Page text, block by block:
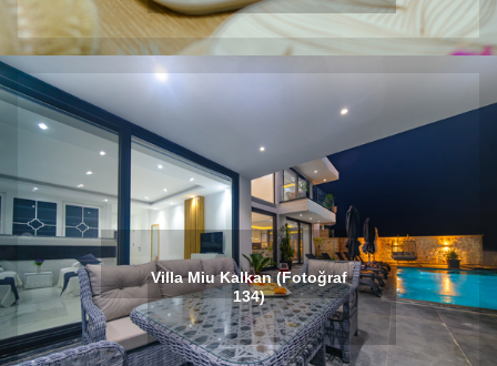
Villa Miu Kalkan (Fotoğraf
134)